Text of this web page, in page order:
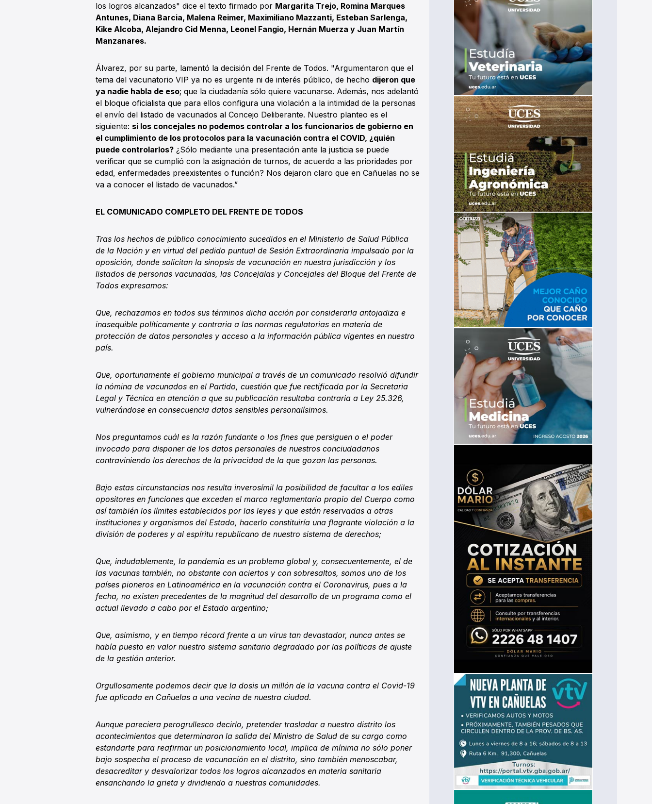
los logros alcanzados" dice el texto firmado por Margarita Trejo, Romina Marques
Antunes, Diana Barcia, Malena Reimer, Maximiliano Mazzanti, Esteban Sarlenga,
Kike Alcoba, Alejandro Cid Menna, Leonel Fangio, Hernán Muerza y Juan Martín
Manzanares.
Álvarez, por su parte, lamentó la decisión del Frente de Todos. "Argumentaron que el
tema del vacunatorio VIP ya no es urgente ni de interés público, de hecho dijeron que
ya nadie habla de eso; que la ciudadanía sólo quiere vacunarse. Además, nos adelantó
el bloque oficialista que para ellos configura una violación a la intimidad de la personas
el envío del listado de vacunados al Concejo Deliberante. Nuestro planteo es el
siguiente: si los concejales no podemos controlar a los funcionarios de gobierno en
el cumplimiento de los protocolos para la vacunación contra el COVID, ¿quién
puede controlarlos? ¿Sólo mediante una presentación ante la justicia se puede
verificar que se cumplió con la asignación de turnos, de acuerdo a las prioridades por
edad, enfermedades preexistentes o función? Nos dejaron claro que en Cañuelas no se
va a conocer el listado de vacunados.”
EL COMUNICADO COMPLETO DEL FRENTE DE TODOS
Tras los hechos de público conocimiento sucedidos en el Ministerio de Salud Pública
de la Nación y en virtud del pedido puntual de Sesión Extraordinaria impulsado por la
oposición, donde solicitan la sinopsis de vacunación en nuestra jurisdicción y los
listados de personas vacunadas, las Concejalas y Concejales del Bloque del Frente de
Todos expresamos:
Que, rechazamos en todos sus términos dicha acción por considerarla antojadiza e
inasequible políticamente y contraria a las normas regulatorias en materia de
protección de datos personales y acceso a la información pública vigentes en nuestro
país.
Que, oportunamente el gobierno municipal a través de un comunicado resolvió difundir
la nómina de vacunados en el Partido, cuestión que fue rectificada por la Secretaria
Legal y Técnica en atención a que su publicación resultaba contraria a Ley 25.326,
vulnerándose en consecuencia datos sensibles personalísimos.
Nos preguntamos cuál es la razón fundante o los fines que persiguen o el poder
invocado para disponer de los datos personales de nuestros conciudadanos
contraviniendo los derechos de la privacidad de la que gozan las personas.
Bajo estas circunstancias nos resulta inverosímil la posibilidad de facultar a los ediles
opositores en funciones que exceden el marco reglamentario propio del Cuerpo como
así también los límites establecidos por las leyes y que están reservadas a otras
instituciones y organismos del Estado, hacerlo constituiría una flagrante violación a la
división de poderes y al espíritu republicano de nuestro sistema de derechos;
Que, indudablemente, la pandemia es un problema global y, consecuentemente, el de
las vacunas también, no obstante con aciertos y con sobresaltos, somos uno de los
países pioneros en Latinoamérica en la vacunación contra el Coronavirus, pues a la
fecha, no existen precedentes de la magnitud del desarrollo de un programa como el
actual llevado a cabo por el Estado argentino;
Que, asimismo, y en tiempo récord frente a un virus tan devastador, nunca antes se
había puesto en valor nuestro sistema sanitario degradado por las políticas de ajuste
de la gestión anterior.
Orgullosamente podemos decir que la dosis un millón de la vacuna contra el Covid-19
fue aplicada en Cañuelas a una vecina de nuestra ciudad.
Aunque pareciera perogrullesco decirlo, pretender trasladar a nuestro distrito los
acontecimientos que determinaron la salida del Ministro de Salud de su cargo como
estandarte para reafirmar un posicionamiento local, implica de mínima no sólo poner
bajo sospecha el proceso de vacunación en el distrito, sino también menoscabar,
desacreditar y desvalorizar todos los logros alcanzados en materia sanitaria
ensanchando la grieta y dividiendo a nuestras comunidades.